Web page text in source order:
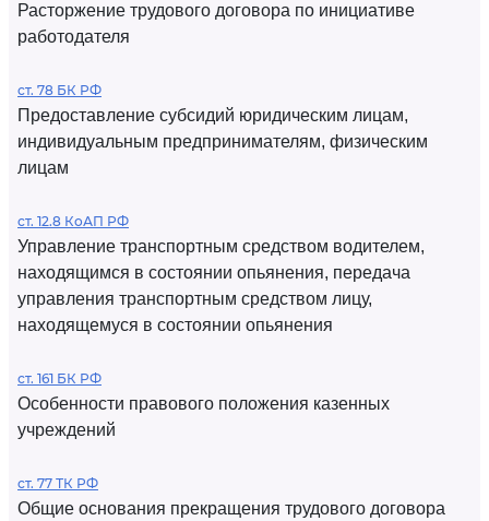
Расторжение трудового договора по инициативе
работодателя
ст. 78 БК РФ
Предоставление субсидий юридическим лицам,
индивидуальным предпринимателям, физическим
лицам
ст. 12.8 КоАП РФ
Управление транспортным средством водителем,
находящимся в состоянии опьянения, передача
управления транспортным средством лицу,
находящемуся в состоянии опьянения
ст. 161 БК РФ
Особенности правового положения казенных
учреждений
ст. 77 ТК РФ
Общие основания прекращения трудового договора